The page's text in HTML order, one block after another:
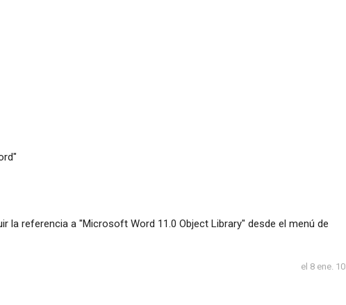
la referencia a "Microsoft Word 11.0 Object Library" desde el menú de
el 8 ene. 10